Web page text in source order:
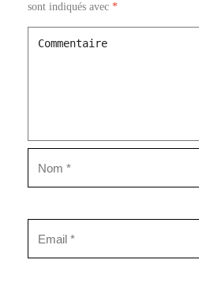
sont indiqués avec *